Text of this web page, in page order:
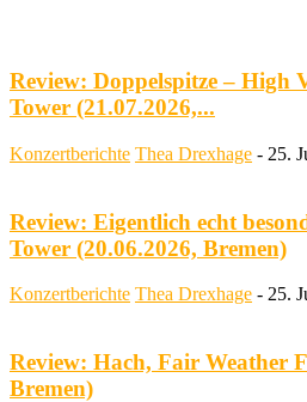
Review: Doppelspitze –
Tower (21.07.2026,...
Konzertberichte Thea Drexhage - 25.
Review: Eigentlich echt
Tower (20.06.2026, Bremen)
Konzertberichte Thea Drexhage - 25.
Review: Hach, Fair Weather
Bremen)